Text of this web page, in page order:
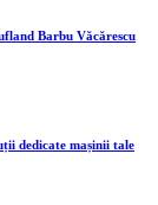
Barbu Văcărescu
dedicate mașinii tale